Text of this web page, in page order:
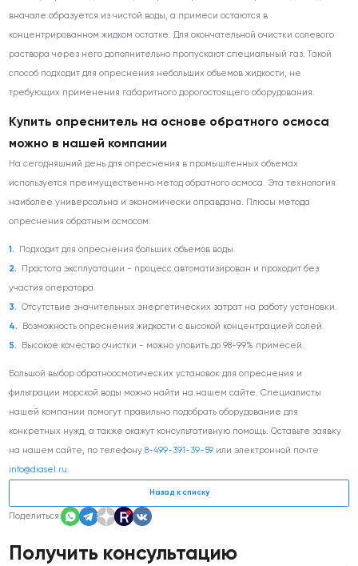
вначале образуется из чистой воды, а примеси остаются в
концентрированном жидком остатке. Для окончательной очистки солевого
раствора через него дополнительно пропускают специальный газ. Такой
способ подходит для опреснения небольших объемов жидкости, не
требующих применения габаритного дорогостоящего оборудования.
Купить опреснитель на основе обратного осмоса
можно в нашей компании
На сегодняшний день для опреснения в промышленных объемах
используется преимущественно метод обратного осмоса. Эта технология
наиболее универсальна и экономически оправдана. Плюсы метода
опреснения обратным осмосом:
Подходит для опреснения больших объемов воды.
Простота эксплуатации - процесс автоматизирован и проходит без
участия оператора.
Отсутствие значительных энергетических затрат на работу установки.
Возможность опреснения жидкости с высокой концентрацией солей.
Высокое качество очистки - можно уловить до 98-99% примесей.
Большой выбор обратноосмотических установок для опреснения и
фильтрации морской воды можно найти на нашем сайте. Специалисты
нашей компании помогут правильно подобрать оборудование для
конкретных нужд, а также окажут консультативную помощь. Оставьте заявку
на нашем сайте, по телефону8-499-391-39-59 или электронной почте
info@diasel.ru.
Назад к списку
Поделиться:
Получить консультацию